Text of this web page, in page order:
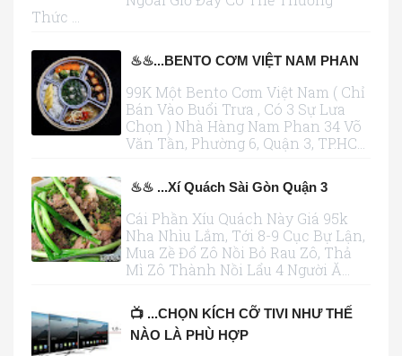
Thức ...
♨♨...BENTO CƠM VIỆT NAM PHAN
99K Một Bento Cơm Việt Nam ( Chỉ
Bán Vào Buổi Trưa , Có 3 Sự Lưa
Chọn ) Nhà Hàng Nam Phan 34 Võ
Văn Tần, Phường 6, Quận 3, TP.HC...
♨♨ ...xí Quách Sài Gòn Quận 3
Cái Phần Xíu Quách Này Giá 95k
Nha Nhìu Lắm, Tới 8-9 Cục Bự Lận,
Mua Zề Đổ Zô Nồi Bỏ Rau Zô, Thả
Mì Zô Thành Nồi Lẩu 4 Người Ă...
📺 ...CHỌN KÍCH CỠ TIVI NHƯ THẾ
NÀO LÀ PHÙ HỢP